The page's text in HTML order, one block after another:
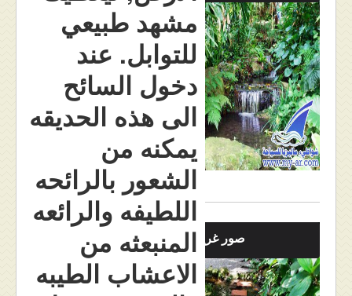
مشهد طبيعي
للتوابل. عند
دخول السائح
الى هذه الحديقه
يمكنه من
الشعور بالرائحه
اللطيفه والرائعه
المنبعثه من
الاعشاب الطيبه
صور غريبه